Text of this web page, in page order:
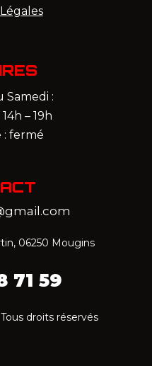
Samedi :
– 19h
: fermé
06250 Mougins
71 59‬
droits réservés